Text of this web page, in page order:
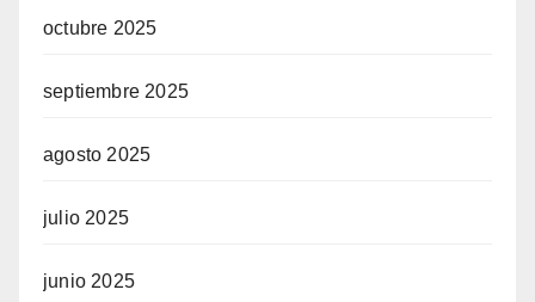
octubre 2025
septiembre 2025
agosto 2025
julio 2025
junio 2025